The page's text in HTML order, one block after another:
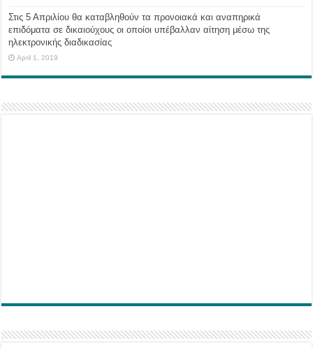
Στις 5 Απριλίου θα καταβληθούν τα προνοιακά και αναπηρικά
επιδόματα σε δικαιούχους οι οποίοι υπέβαλλαν αίτηση μέσω της
ηλεκτρονικής διαδικασίας
April 1, 2019